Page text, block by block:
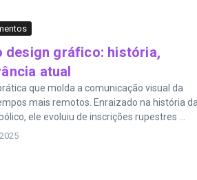
design gráfico: história,
atual
que molda a comunicação visual da
mais remotos. Enraizado na história da
ele evoluiu de inscrições rupestres ...